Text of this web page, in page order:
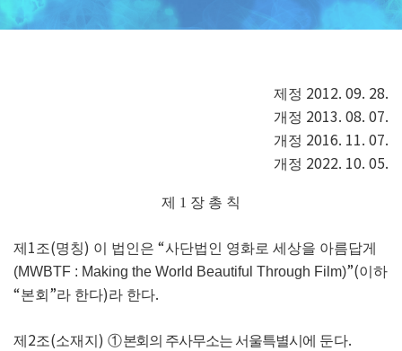
제정 2012. 09. 28.
개정 2013. 08. 07.
개정 2016. 11. 07.
개정 2022. 10. 05.
제 1 장 총 칙
제 1조(명칭) 이 법인은 “사단법인 영화로 세상을 아름답게
(MWBTF : Making the World Beautiful Through Film)”(이하
“본회 ”라 한다)라 한다.
제 2조(소재지 ) ①본회의 주사무소는 서울특별시에 둔다.